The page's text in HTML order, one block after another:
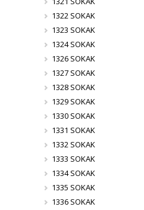
1322 SOKAK
1323 SOKAK
1324 SOKAK
1326 SOKAK
1327 SOKAK
1328 SOKAK
1329 SOKAK
1330 SOKAK
1331 SOKAK
1332 SOKAK
1333 SOKAK
1334 SOKAK
1335 SOKAK
1336 SOKAK